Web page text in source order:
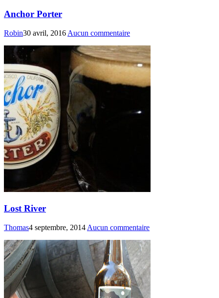
Anchor Porter
Robin30 avril, 2016 Aucun commentaire
Lost River
Thomas4 septembre, 2014 Aucun commentaire